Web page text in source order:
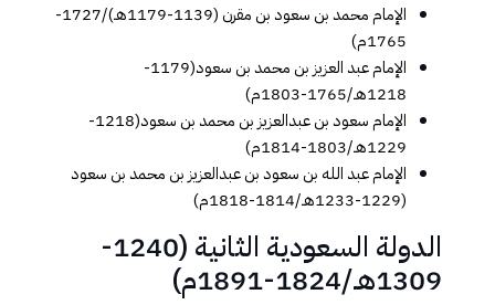
الإمام محمد بن سعود بن مقرن (1139-1179هـ)/1727-
1765م)
الإمام عبد العزيز بن محمد بن سعود(117​9-
1218هـ/1765-1803م)
الإمام سعود بن عبدالعزيز بن محمد بن سعود(1218-
1229هـ/1803-1814م)
الإمام عبد الله بن سعود بن عبدالعزيز بن محمد بن سعود
(1229-1233هـ/1814-1818م)​
​الدولة السعودية الثانية (1240-
1309هـ/1824-1891م)